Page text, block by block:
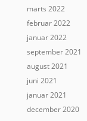
marts 2022
februar 2022
januar 2022
september 2021
august 2021
juni 2021
januar 2021
december 2020